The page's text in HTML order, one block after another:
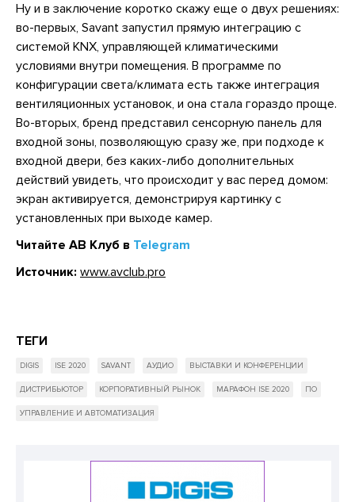
Ну и в заключение коротко скажу еще о двух решениях:
во-первых, Savant запустил прямую интеграцию с
системой KNX, управляющей климатическими
условиями внутри помещения. В программе по
конфигурации света/климата есть также интеграция
вентиляционных установок, и она стала гораздо проще.
Во-вторых, бренд представил сенсорную панель для
входной зоны, позволяющую сразу же, при подходе к
входной двери, без каких-либо дополнительных
действий увидеть, что происходит у вас перед домом:
экран активируется, демонстрируя картинку с
установленных при выходе камер.
Читайте АВ Клуб в Telegram
Источник: www.avclub.pro
ТЕГИ
DIGIS ISE 2020 SAVANT АУДИО ВЫСТАВКИ И КОНФЕРЕНЦИИ
ДИСТРИБЬЮТОР КОРПОРАТИВНЫЙ РЫНОК МАРАФОН ISE 2020 ПО
УПРАВЛЕНИЕ И АВТОМАТИЗАЦИЯ